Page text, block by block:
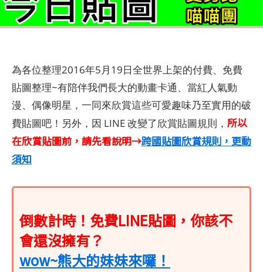
為各位整理2016年5月19日全世界上架的付費、免費
貼圖整理~有陪伴我們長大的動畫卡通、當紅人氣動
漫、偶像明星，一同來欣賞這些可愛趣味乃至實用的破
費貼圖吧！另外，因 LINE 改變了欣賞貼圖規則， 所以
在欣賞貼圖前，請先看說明→跨國貼圖欣賞規則，更動
須知
倒數計時！免費LINE貼圖，你該不
會還沒擁有？
wow~熊大的妹妹來囉！